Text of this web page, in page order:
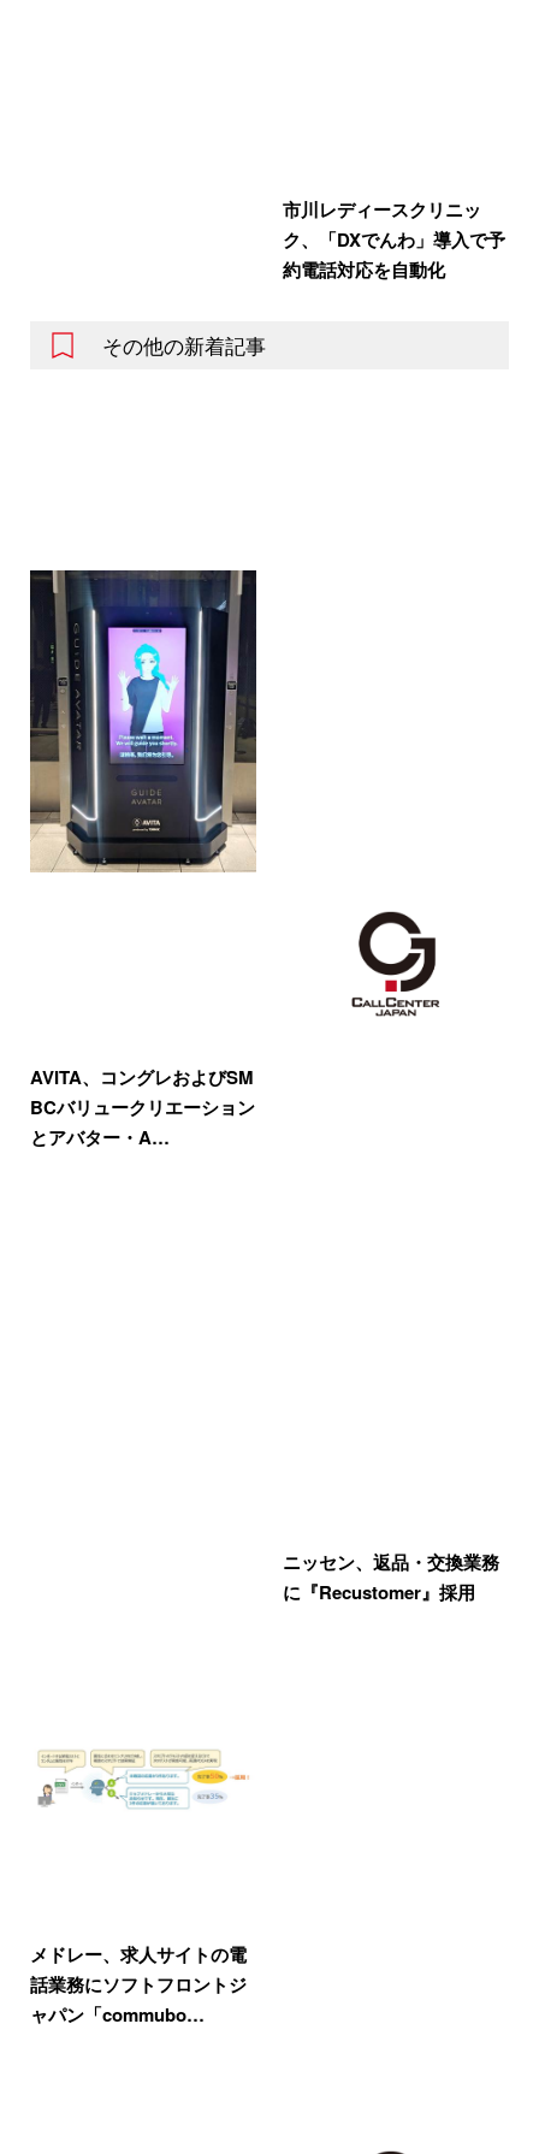
市川レディースクリニッ
ク、「DXでんわ」導入で予
約電話対応を自動化
その他の新着記事
AVITA、コングレおよびSM
BCバリュークリエーション
とアバター・A…
ニッセン、返品・交換業務
に『Recustomer』採用
メドレー、求人サイトの電
話業務にソフトフロントジ
ャパン「commubo…